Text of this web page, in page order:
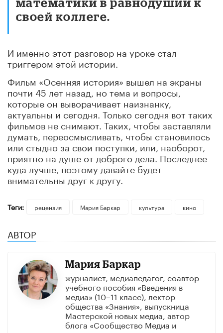
своей коллеге.
И именно этот разговор на уроке стал
триггером этой истории.
Фильм «Осенняя история» вышел на экраны
почти 45 лет назад, но тема и вопросы,
которые он выворачивает наизнанку,
актуальны и сегодня. Только сегодня вот таких
фильмов не снимают. Таких, чтобы заставляли
думать, переосмысливать, чтобы становилось
или стыдно за свои поступки, или, наоборот,
приятно на душе от доброго дела. Последнее
куда лучше, поэтому давайте будет
внимательны друг к другу.
Теги: рецензия Мария Баркар культура кино
АВТОР
Мария Баркар
журналист, медиапедагог, соавтор
учебного пособия «Введения в
медиа» (10–11 класс), лектор
общества «Знания», выпускница
Мастерской новых медиа, автор
блога «Сообщество Медиа и